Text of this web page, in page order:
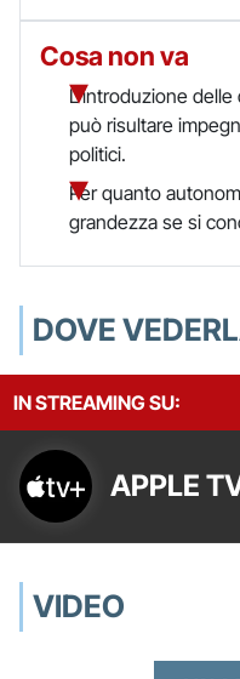
Cosa non va
L'introduzione
può risultare
politici.
Per quanto
grandezza se si
DOVE
IN STREAMING SU:
APPLE
VIDEO